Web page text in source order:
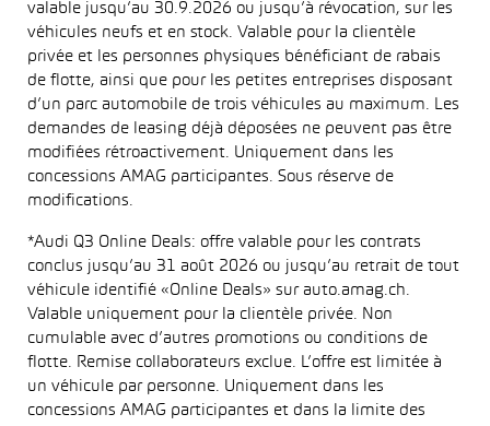
valable jusqu’au 30.9.2026 ou jusqu’à révocation, sur les
véhicules neufs et en stock. Valable pour la clientèle
privée et les personnes physiques bénéficiant de rabais
de flotte, ainsi que pour les petites entreprises disposant
d’un parc automobile de trois véhicules au maximum. Les
demandes de leasing déjà déposées ne peuvent pas être
modifiées rétroactivement. Uniquement dans les
concessions AMAG participantes. Sous réserve de
modifications.
*Audi Q3 Online Deals: offre valable pour les contrats
conclus jusqu’au 31 août 2026 ou jusqu’au retrait de tout
véhicule identifié «Online Deals» sur auto.amag.ch.
Valable uniquement pour la clientèle privée. Non
cumulable avec d’autres promotions ou conditions de
flotte. Remise collaborateurs exclue. L’offre est limitée à
un véhicule par personne. Uniquement dans les
concessions AMAG participantes et dans la limite des